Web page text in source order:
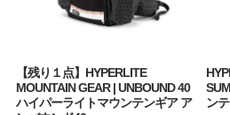
【残り１点】HYPERLITE
MOUNTAIN GEAR | UNBOUND 40
ハイパーライトマウンテンギア ア
ン